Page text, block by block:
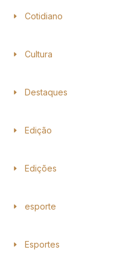
Cotidiano
Cultura
Destaques
Edição
Edições
esporte
Esportes